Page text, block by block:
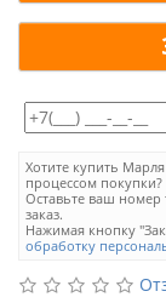
Хотите купить
процессом покупки?
Оставьте ваш номер
заказ.
Нажимая кнопку
обработку